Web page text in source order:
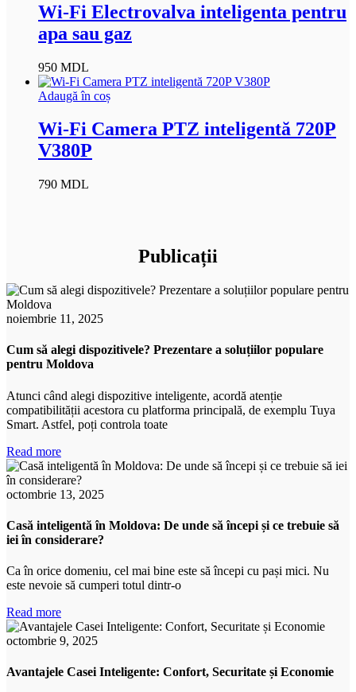
Wi-Fi Electrovalva inteligenta pentru
apa sau gaz
950 MDL
Adaugă în coș
Wi-Fi Camera PTZ inteligentă 720P
V380P
790 MDL
Publicații
noiembrie 11, 2025
Cum să alegi dispozitivele? Prezentare a soluțiilor populare
pentru Moldova
Atunci când alegi dispozitive inteligente, acordă atenție
compatibilității acestora cu platforma principală, de exemplu Tuya
Smart. Astfel, poți controla toate
Read more
octombrie 13, 2025
Casă inteligentă în Moldova: De unde să începi și ce trebuie să
iei în considerare?
Ca în orice domeniu, cel mai bine este să începi cu pași mici. Nu
este nevoie să cumperi totul dintr-o
Read more
octombrie 9, 2025
Avantajele Casei Inteligente: Confort, Securitate și Economie